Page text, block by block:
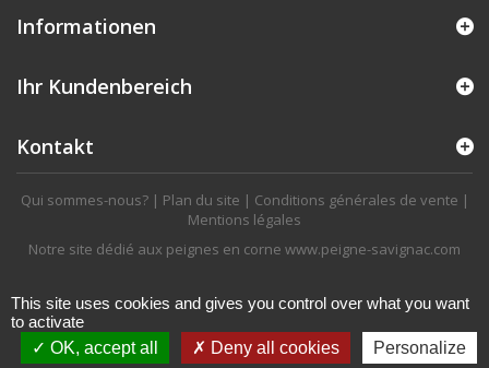
Informationen
Ihr Kundenbereich
Kontakt
Qui sommes-nous? | Plan du site | Conditions générales de vente |
Mentions légales
Notre site dédié aux peignes en corne www.peigne-savignac.com
This site uses cookies and gives you control over what you want
to activate
OK, accept all
Deny all cookies Personalize